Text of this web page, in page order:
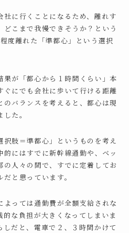
社に行くことになるため、離れす
どこまで我慢できそうか？という
度離れた「準都心」という選択
果が「都心から１時間くらい」本
ぐにでも会社に歩いて行ける距離
のバランスを考えると、都心は現
た。
択肢＝準都心」というものを考え
にはすでに新幹線通勤や、ベッ
の人々の間で、すでに定着してお
と思っています。
よっては通勤費が全額支給されな
的な負担が大きくなってしまいま
しだと、電車で２、３時間かけて